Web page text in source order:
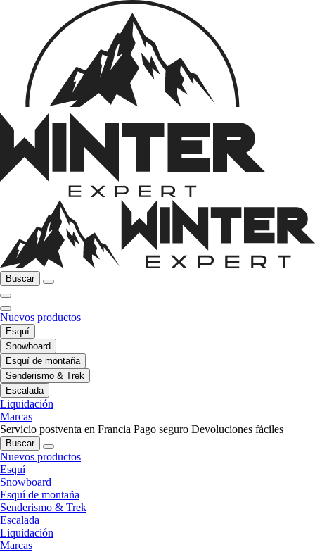
Buscar
Nuevos productos
Esquí
Snowboard
Esquí de montaña
Senderismo & Trek
Escalada
Liquidación
Marcas
Servicio postventa en Francia Pago seguro Devoluciones fáciles
Buscar
Nuevos productos
Esquí
Snowboard
Esquí de montaña
Senderismo & Trek
Escalada
Liquidación
Marcas